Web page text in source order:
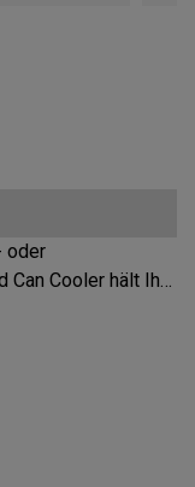
oder
Can Cooler hält Ihre
Strand oder
die kräftigen